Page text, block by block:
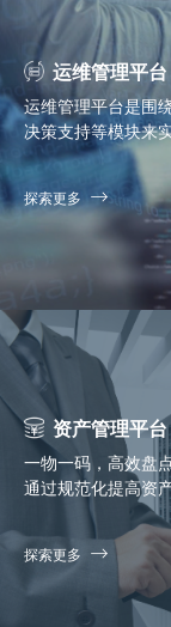
运维管理平台
运维管理平台是围
决策支持等模块来
探索更多
资产管理平台
一物一码，高效盘
通过规范化提高资
探索更多